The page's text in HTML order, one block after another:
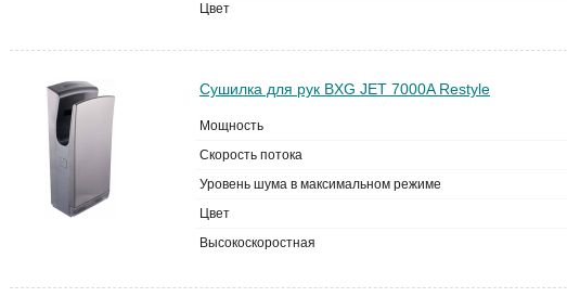
Цвет
Сушилка для рук BXG JET 7000A Restyle
Мощность
Скорость потока
Уровень шума в максимальном режиме
Цвет
Высокоскоростная